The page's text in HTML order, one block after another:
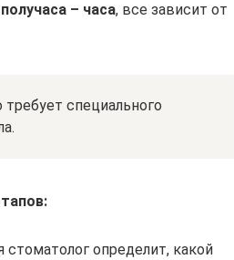
– часа, все зависит от
специального
стоматолог определит, какой